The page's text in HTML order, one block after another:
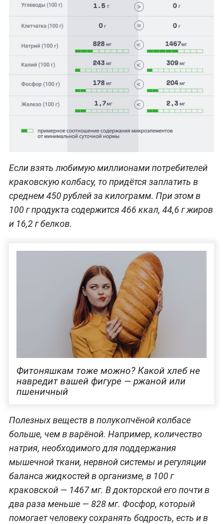
Если взять любимую миллионами потребителей
краковскую колбасу, то придётся заплатить в
среднем 450 рублей за килограмм. При этом в
100 г продукта содержится 466 ккал, 44,6 г жиров
и 16,2 г белков.
Фитоняшкам тоже можно? Какой хлеб не
навредит вашей фигуре — ржаной или
пшеничный
Полезных веществ в полукопчёной колбасе
больше, чем в варёной. Например, количество
натрия, необходимого для поддержания
мышечной ткани, нервной системы и регуляции
баланса жидкостей в организме, в 100 г
краковской — 1467 мг. В докторской его почти в
два раза меньше — 828 мг. Фосфор, который
помогает человеку сохранять бодрость, есть и в